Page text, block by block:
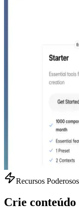
Recursos Poderosos
Crie